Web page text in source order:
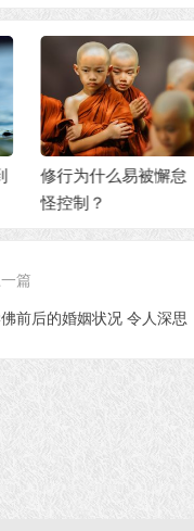
真忏悔的力量巨大，
梁武帝的元配夫人得
脱蟒身而生天
一篇
前后的婚姻状况 令人深思